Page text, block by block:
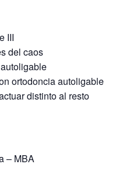
III
del caos
ortodoncia autoligable
distinto al resto
– MBA